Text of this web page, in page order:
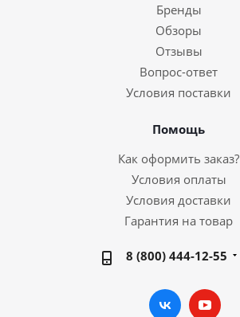
Бренды
Обзоры
Отзывы
Вопрос-ответ
Условия поставки
Помощь
Как оформить заказ?
Условия оплаты
Условия доставки
Гарантия на товар
8 (800) 444-12-55